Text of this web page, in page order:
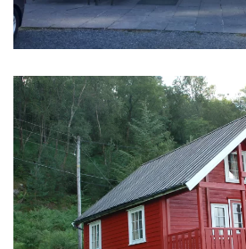
På gamle hytta er det 8
på 3 rom.